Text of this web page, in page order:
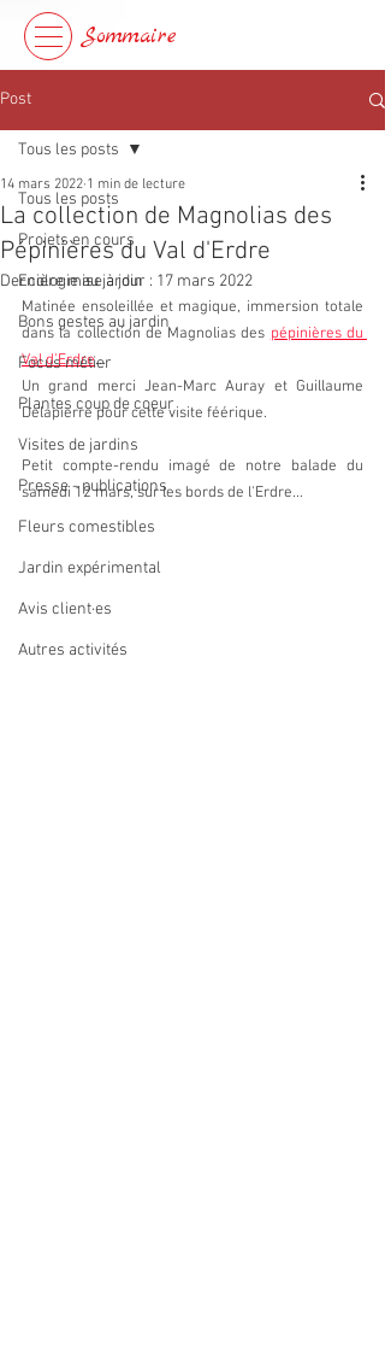
Sommaire
Post
Tous les posts
Projets en cours
Ecologie au jardin
Bons gestes au jardin
Focus métier
Plantes coup de coeur
Visites de jardins
Presse - publications
Fleurs comestibles
Jardin expérimental
Avis client·es
Autres activités
Tous les posts
La collection de Magnolias des
Pépinières du Val d'Erdre
14 mars 2022 1 min de lecture
Dernière mise à jour : 17 mars 2022
Matinée ensoleillée et magique, immersion totale
dans la collection de Magnolias des pépinières du
Val d'Erdre...
Un grand merci Jean-Marc Auray et Guillaume
Delapierre pour cette visite féérique.
Petit compte-rendu imagé de notre balade du
samedi 12 mars, sur les bords de l'Erdre...